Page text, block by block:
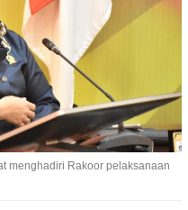
menghadiri Rakoor pelaksanaan